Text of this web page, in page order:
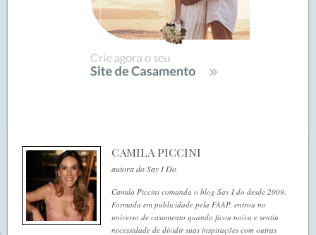
CAMILA PICCINI
autora do Say I Do
Camila Piccini comanda o blog Say I do desde 2009.
Formada em publicidade pela FAAP, entrou no
universo de casamento quando ficou noiva e sentiu
necessidade de dividir suas inspirações com outras